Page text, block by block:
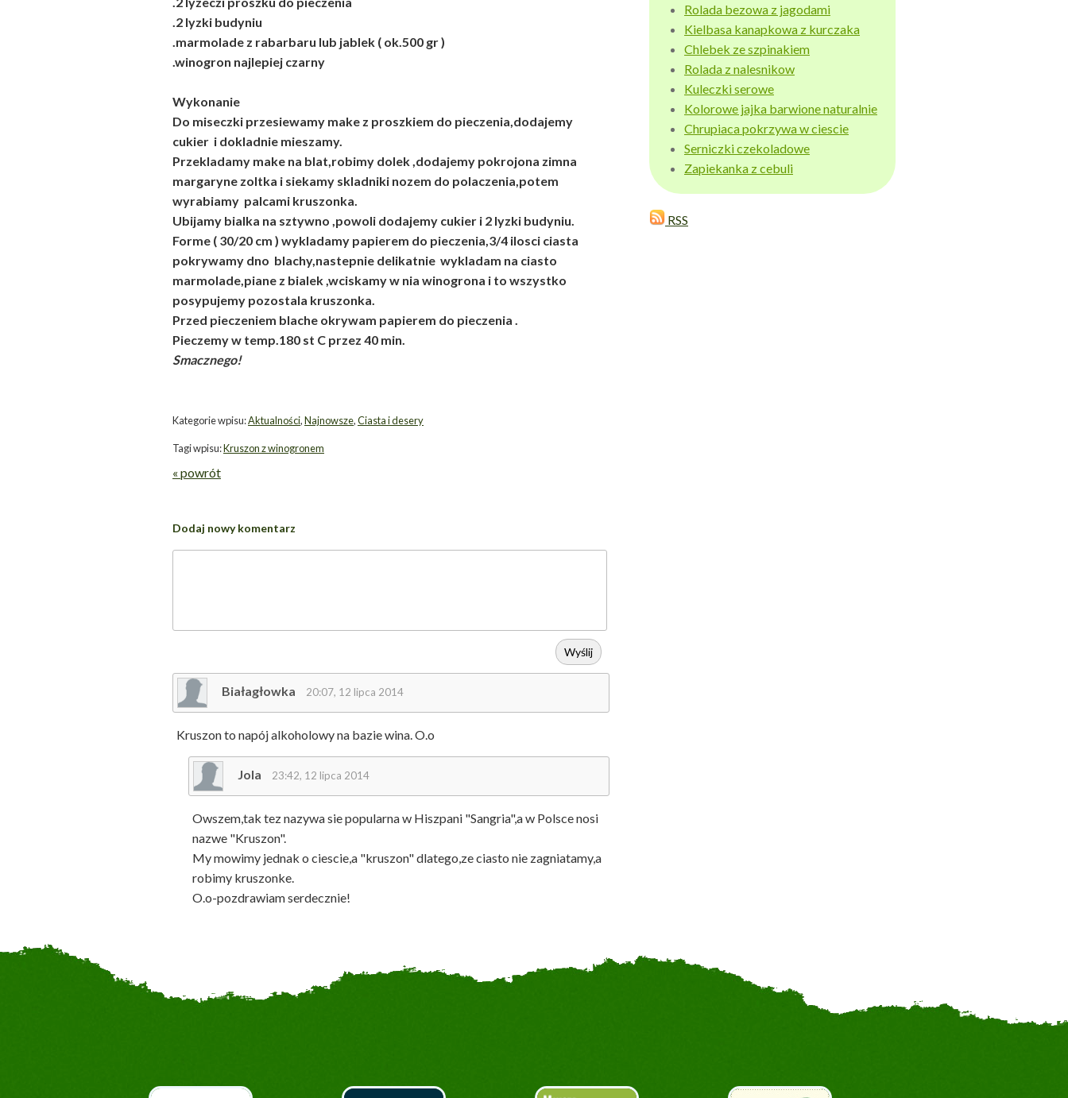
.2 lyzki budyniu
.marmolade z rabarbaru lub jablek ( ok.500 gr )
.winogron najlepiej czarny
Wykonanie
Do miseczki przesiewamy make z proszkiem do pieczenia,dodajemy
cukier i dokladnie mieszamy.
Przekladamy make na blat,robimy dolek ,dodajemy pokrojona zimna
margaryne zoltka i siekamy skladniki nozem do polaczenia,potem
wyrabiamy palcami kruszonka.
Ubijamy bialka na sztywno ,powoli dodajemy cukier i 2 lyzki budyniu.
Forme ( 30/20 cm ) wykladamy papierem do pieczenia,3/4 ilosci ciasta
pokrywamy dno blachy,nastepnie delikatnie wykladam na ciasto
marmolade,piane z bialek ,wciskamy w nia winogrona i to wszystko
posypujemy pozostala kruszonka.
Przed pieczeniem blache okrywam papierem do pieczenia .
Pieczemy w temp.180 st C przez 40 min.
Smacznego!
Kategorie wpisu:Aktualności,Najnowsze,Ciasta i desery
Tagi wpisu:Kruszon z winogronem
« powrót
Dodaj nowy komentarz
Wyślij
Białagłowka 20:07, 12 lipca 2014
Kruszon to napój alkoholowy na bazie wina. O.o
Jola 23:42, 12 lipca 2014
Owszem,tak tez nazywa sie popularna w Hiszpani "Sangria",a w Polsce nosi
nazwe "Kruszon".
My mowimy jednak o ciescie,a "kruszon" dlatego,ze ciasto nie zagniatamy,a
robimy kruszonke.
O.o-pozdrawiam serdecznie!
Rolada bezowa z jagodami
Kielbasa kanapkowa z kurczaka
Chlebek ze szpinakiem
Rolada z nalesnikow
Kuleczki serowe
Kolorowe jajka barwione naturalnie
Chrupiaca pokrzywa w ciescie
Serniczki czekoladowe
Zapiekanka z cebuli
RSS